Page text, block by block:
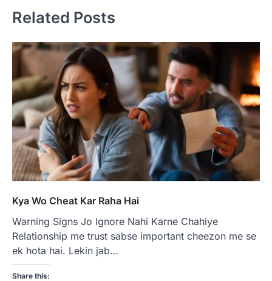
Related Posts
Kya Wo Cheat Kar Raha Hai
Warning Signs Jo Ignore Nahi Karne Chahiye
Relationship me trust sabse important cheezon me se
ek hota hai. Lekin jab…
Share this: